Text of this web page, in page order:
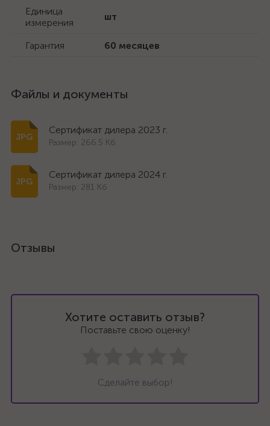
Единица
измерения
шт
Гарантия 60 месяцев
Файлы и документы
Сертификат дилера 2023 г.
Размер: 266.5 Кб
Сертификат дилера 2024 г.
Размер: 281 Кб
Отзывы
Хотите оставить отзыв?
Поставьте свою оценку!
Сделайте выбор!